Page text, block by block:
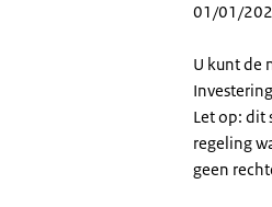
01/01/
U kunt de
Let op: dit
regeling
geen